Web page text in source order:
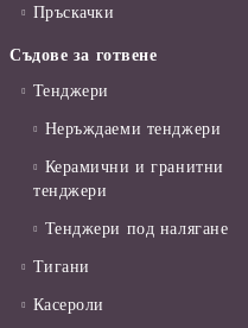
Пръскачки
Съдове за готвене
Тенджери
Неръждаеми тенджери
Керамични и гранитни
тенджери
Тенджери под налягане
Тигани
Касероли